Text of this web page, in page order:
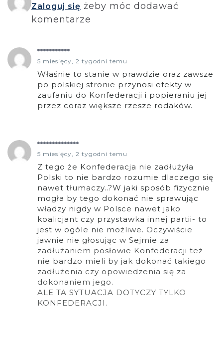
Zaloguj się żeby móc dodawać
komentarze
***********
5 miesięcy, 2 tygodni temu
Właśnie to stanie w prawdzie oraz zawsze
po polskiej stronie przynosi efekty w
zaufaniu do Konfederacji i popieraniu jej
przez coraz większe rzesze rodaków.
**************
5 miesięcy, 2 tygodni temu
Z tego że Konfederacja nie zadłużyła
Polski to nie bardzo rozumie dlaczego się
nawet tłumaczy..?W jaki sposób fizycznie
mogła by tego dokonać nie sprawując
władzy nigdy w Polsce nawet jako
koalicjant czy przystawka innej partii- to
jest w ogóle nie możliwe. Oczywiście
jawnie nie głosując w Sejmie za
zadłużaniem posłowie Konfederacji też
nie bardzo mieli by jak dokonać takiego
zadłużenia czy opowiedzenia się za
dokonaniem jego.
ALE TA SYTUACJA DOTYCZY TYLKO
KONFEDERACJI.